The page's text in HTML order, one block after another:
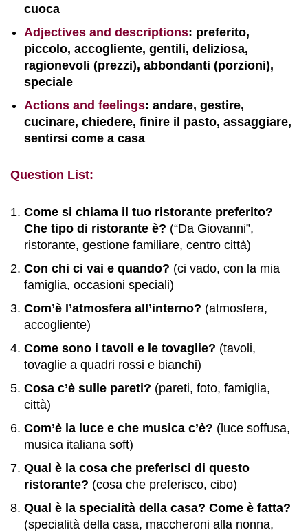
cuoca
Adjectives and descriptions: preferito,
piccolo, accogliente, gentili, deliziosa,
ragionevoli (prezzi), abbondanti (porzioni),
speciale
Actions and feelings: andare, gestire,
cucinare, chiedere, finire il pasto, assaggiare,
sentirsi come a casa
Question List:
Come si chiama il tuo ristorante preferito?
Che tipo di ristorante è? (“Da Giovanni”,
ristorante, gestione familiare, centro città)
Con chi ci vai e quando? (ci vado, con la mia
famiglia, occasioni speciali)
Com’è l’atmosfera all’interno? (atmosfera,
accogliente)
Come sono i tavoli e le tovaglie? (tavoli,
tovaglie a quadri rossi e bianchi)
Cosa c’è sulle pareti? (pareti, foto, famiglia,
città)
Com’è la luce e che musica c’è? (luce soffusa,
musica italiana soft)
Qual è la cosa che preferisci di questo
ristorante? (cosa che preferisco, cibo)
Qual è la specialità della casa? Come è fatta?
(specialità della casa, maccheroni alla nonna,